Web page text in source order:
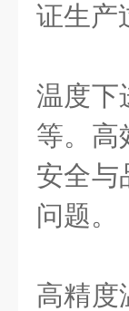
证生产
温度下
等。高
安全与
问题。
高精度